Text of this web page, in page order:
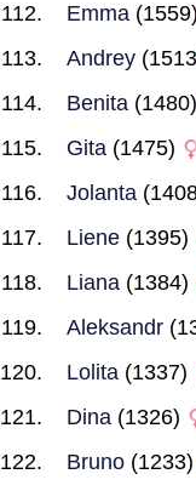
Emma (1559)
Andrey
Benita (1480)
Gita (1475)
Jolanta
Liene (1395)
Liana (1384)
Aleksandr
Lolita (1337)
Dina (1326)
Bruno (1233)